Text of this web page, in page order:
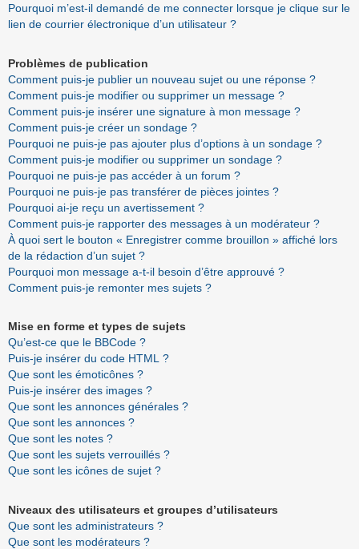
Pourquoi m’est-il demandé de me connecter lorsque je clique sur le
lien de courrier électronique d’un utilisateur ?
Problèmes de publication
Comment puis-je publier un nouveau sujet ou une réponse ?
Comment puis-je modifier ou supprimer un message ?
Comment puis-je insérer une signature à mon message ?
Comment puis-je créer un sondage ?
Pourquoi ne puis-je pas ajouter plus d’options à un sondage ?
Comment puis-je modifier ou supprimer un sondage ?
Pourquoi ne puis-je pas accéder à un forum ?
Pourquoi ne puis-je pas transférer de pièces jointes ?
Pourquoi ai-je reçu un avertissement ?
Comment puis-je rapporter des messages à un modérateur ?
À quoi sert le bouton « Enregistrer comme brouillon » affiché lors
de la rédaction d’un sujet ?
Pourquoi mon message a-t-il besoin d’être approuvé ?
Comment puis-je remonter mes sujets ?
Mise en forme et types de sujets
Qu’est-ce que le BBCode ?
Puis-je insérer du code HTML ?
Que sont les émoticônes ?
Puis-je insérer des images ?
Que sont les annonces générales ?
Que sont les annonces ?
Que sont les notes ?
Que sont les sujets verrouillés ?
Que sont les icônes de sujet ?
Niveaux des utilisateurs et groupes d’utilisateurs
Que sont les administrateurs ?
Que sont les modérateurs ?